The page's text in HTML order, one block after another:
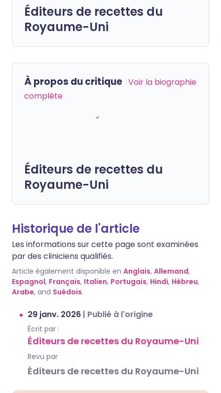
Éditeurs de recettes du
Royaume-Uni
À propos du critique Voir la biographie
complète
Éditeurs de recettes du
Royaume-Uni
Historique de l'article
Les informations sur cette page sont examinées
par des cliniciens qualifiés.
Article également disponible en Anglais, Allemand,
Espagnol, Français, Italien, Portugais, Hindi, Hébreu,
Arabe, and Suédois.
29 janv. 2026 | Publié à l'origine
Écrit par :
Éditeurs de recettes du Royaume-Uni
Revu par
Éditeurs de recettes du Royaume-Uni